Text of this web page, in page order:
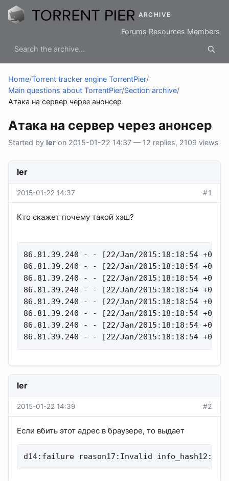
ARCHIVE
Forums Resources Members
Home/Torrent tracker engine TorrentPier/
Main questions about TorrentPier/Section archive/
Атака на сервер через анонсер
Атака на сервер через анонсер
Started by ler on 2015-01-22 14:37 — 12 replies, 2109 views
ler
2015-01-22 14:37 #1
Кто скажет почему такой хэш?
86.81.39.240 - - [22/Jan/2015:18:18:54 +0400] "GET /bt/announce.php?uk=FBF9UCRzhU&peer_id=-KT4310-
ler
2015-01-22 14:39 #2
Если вбить этот адрес в браузере, то выдает
d14:failure reason17:Invalid